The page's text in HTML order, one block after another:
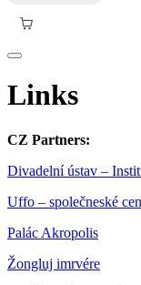
Links
CZ Partners:
Divadelní ústav –
Uffo – společneské
Palác Akropolis
Žongluj imrvére